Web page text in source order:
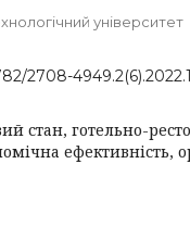
університет
2708-4949.2(6).2022.1
стан, готельно-
ефективність,